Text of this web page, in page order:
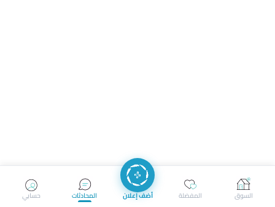
حسابي المحادثات أضف إعلان المفضلة السوق